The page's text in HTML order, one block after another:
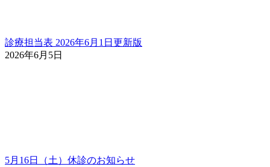
診療担当表 2026年6月1日更新版
2026年6月5日
5月16日（土）休診のお知らせ